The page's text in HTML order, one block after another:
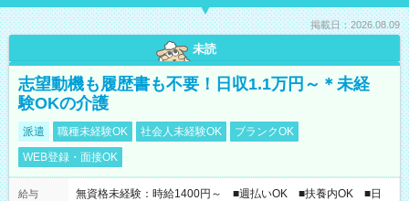
掲載日：2026.08.09
未読
志望動機も履歴書も不要！日収1.1万円～＊未経
験OKの介護
派遣 職種未経験OK 社会人未経験OK
ブランクOK
WEB登録・面接OK
給与
無資格未経験：時給1400円～ ■週払いOK ■扶養内OK ■日